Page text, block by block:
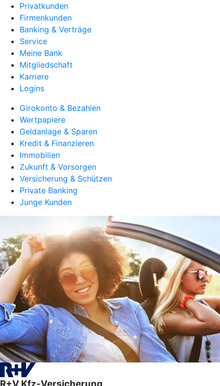
Privatkunden
Firmenkunden
Banking & Verträge
Service
Meine Bank
Mitgliedschaft
Karriere
Logins
Girokonto & Bezahlen
Wertpapiere
Geldanlage & Sparen
Kredit & Finanzieren
Immobilien
Zukunft & Vorsorgen
Versicherung & Schützen
Private Banking
Junge Kunden
R+V Kfz-Versicherung